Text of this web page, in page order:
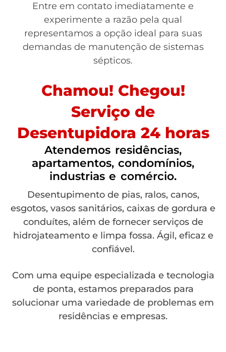
Entre em contato imediatamente e
experimente a razão pela qual
representamos a opção ideal para suas
demandas de manutenção de sistemas
sépticos.
Chamou! Chegou!
Serviço de
Desentupidora 24 horas
Atendemos residências,
apartamentos, condomínios,
industrias e comércio.
Desentupimento de pias, ralos, canos,
esgotos, vasos sanitários, caixas de gordura e
conduítes, além de fornecer serviços de
hidrojateamento e limpa fossa. Ágil, eficaz e
confiável.
Com uma equipe especializada e tecnologia
de ponta, estamos preparados para
solucionar uma variedade de problemas em
residências e empresas.